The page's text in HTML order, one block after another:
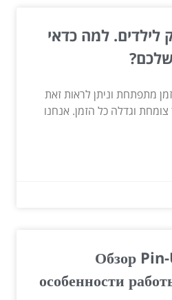
לילדים. למה כדאי
מתפתחת וניתן לראות זאת
וגדלה כל הזמן. אנחנו
Обзор
особенности